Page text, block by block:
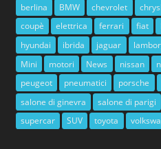
berlina
BMW chevrolet
coupè
elettrica ferrari fiat
hyundai
ibrida jaguar
Mini
motori News nissan
peugeot
pneumatici porsche
salone di ginevra
salone di parigi
supercar
SUV toyota